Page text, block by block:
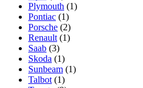
Plymouth (1)
Pontiac (1)
Porsche (2)
Renault (1)
Saab (3)
Skoda (1)
Sunbeam (1)
Talbot (1)